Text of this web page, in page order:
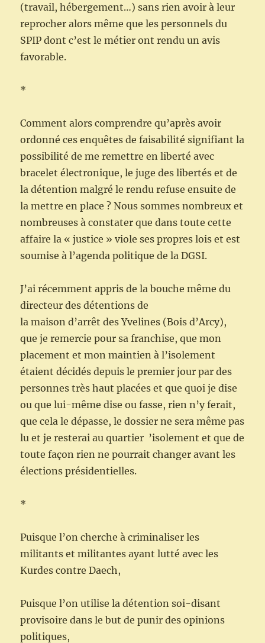
(travail, hébergement…) sans rien avoir à leur
reprocher alors même que les personnels du
SPIP dont c’est le métier ont rendu un avis
favorable.
*
Comment alors comprendre qu’après avoir
ordonné ces enquêtes de faisabilité signifiant la
possibilité de me remettre en liberté avec
bracelet électronique, le juge des libertés et de
la détention malgré le rendu refuse ensuite de
la mettre en place ? Nous sommes nombreux et
nombreuses à constater que dans toute cette
affaire la « justice » viole ses propres lois et est
soumise à l’agenda politique de la DGSI.
J’ai récemment appris de la bouche même du
directeur des détentions de
la maison d’arrêt des Yvelines (Bois d’Arcy),
que je remercie pour sa franchise, que mon
placement et mon maintien à l’isolement
étaient décidés depuis le premier jour par des
personnes très haut placées et que quoi je dise
ou que lui-même dise ou fasse, rien n’y ferait,
que cela le dépasse, le dossier ne sera même pas
lu et je resterai au quartier ’isolement et que de
toute façon rien ne pourrait changer avant les
élections présidentielles.
*
Puisque l’on cherche à criminaliser les
militants et militantes ayant lutté avec les
Kurdes contre Daech,
Puisque l’on utilise la détention soi-disant
provisoire dans le but de punir des opinions
politiques,